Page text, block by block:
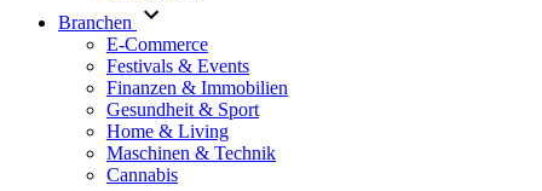
Branchen
E-Commerce
Festivals & Events
Finanzen & Immobilien
Gesundheit & Sport
Home & Living
Maschinen & Technik
Cannabis